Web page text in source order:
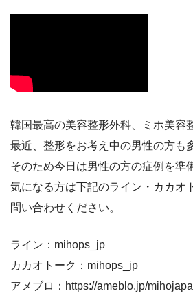
韓国最高の美容整形外科、ミホ美容
最近、整形をお考え中の男性の方も
そのため今日は男性の方の症例を準
気になる方は下記のライン・カカオ
問い合わせください。
ライン：mihops_jp
カカオトーク：mihops_jp
アメブロ：https://ameblo.jp/